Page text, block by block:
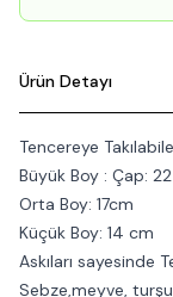
Ürün Detayı
Tencereye
Büyük Boy : Çap:
Orta Boy: 17cm
Küçük Boy: 14 cm
Askıları sayesinde
Sebze,meyve, turşu